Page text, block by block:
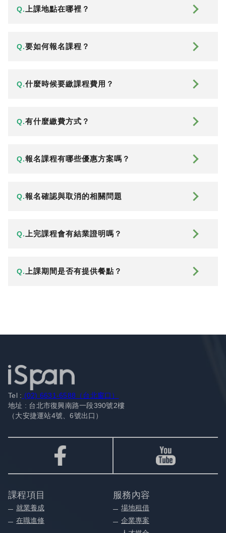
Q. 上課地點在哪裡？
Q.要如何報名課程？
Q.什麼時候要繳課程費用？
Q.有什麼繳費方式？
Q.報名課程有哪些優惠方案嗎？
Q.報名確認與取消的相關問題
Q. 上完課程會有結業證明嗎？
Q. 上課期間是否有提供餐點？
Tel : (02) 6631-6588（台北窗口）
地址 : 台北市復興南路一段390號2樓
（大安捷運站4號、6號出口）
課程項目
就業養成
在職進修
服務內容
場地租借
企業專案